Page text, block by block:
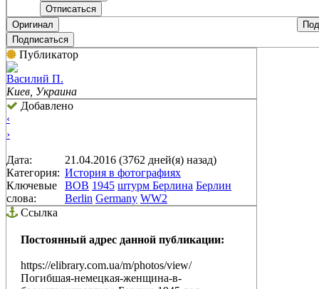
Оригинал
Подписаться
Публикатор
Василий П.
Киев, Украина
Добавлено
‹
›
Дата:
21.04.2016 (3762 дней(я) назад)
Категория: История в фотографиях
Ключевые
слова:
ВОВ 1945 штурм Берлина Берлин
Berlin Germany WW2
Ссылка
Постоянный адрес данной публикации:
https://elibrary.com.ua/m/photos/view/
Погибшая-немецкая-женщина-в-